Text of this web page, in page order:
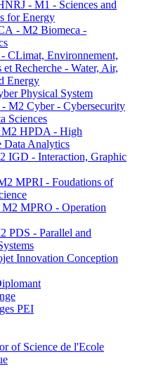
- M1 - Sciences and
for Energy
- M2 Biomeca -
CLimat, Environnement,
Recherche - Water, Air,
Energy
Physical System
M2 Cyber - Cybersecurity
Sciences
HPDA - High
Data Analytics
IGD - Interaction, Graphic
MPRI - Foudations of
MPRO - Operation
PDS - Parallel and
Innovation Conception
PEI
of Science de l'Ecole